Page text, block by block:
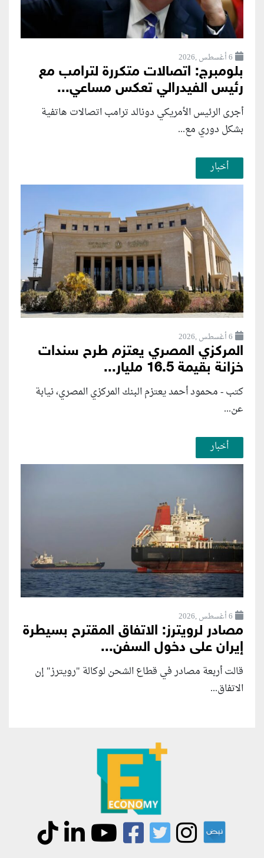
6 أغسطس ,2026
بلومبرج: اتصالات متكررة لترامب مع
رئيس الفيدرالي تعكس مساعي...
أجرى الرئيس الأمريكي دونالد ترامب اتصالات هاتفية
بشكل دوري مع...
أخبار
6 أغسطس ,2026
المركزي المصري يعتزم طرح سندات
خزانة بقيمة 16.5 مليار...
كتب - محمود أحمد يعتزم البنك المركزي المصري، نيابة
عن...
أخبار
6 أغسطس ,2026
مصادر لرويترز: الاتفاق المقترح بسيطرة
إيران على دخول السفن...
قالت أربعة مصادر في قطاع الشحن لوكالة "رويترز" إن
الاتفاق...